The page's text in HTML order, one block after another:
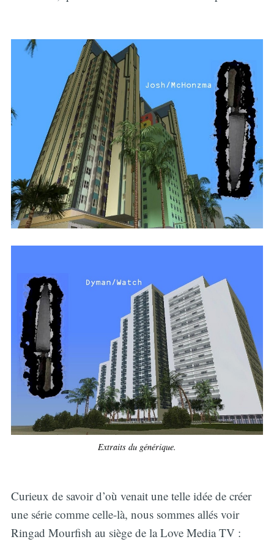
Extraits du générique.
Curieux de savoir d’où venait une telle idée de créer
une série comme celle-là, nous sommes allés voir
Ringad Mourfish au siège de la Love Media TV :